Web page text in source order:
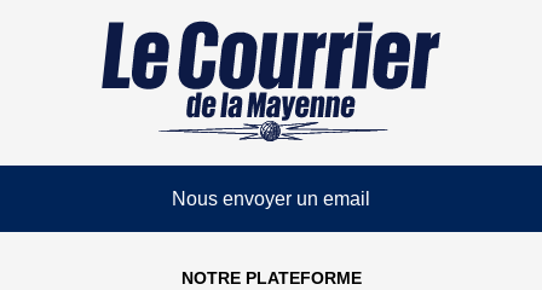
Nous envoyer un email
NOTRE PLATEFORME